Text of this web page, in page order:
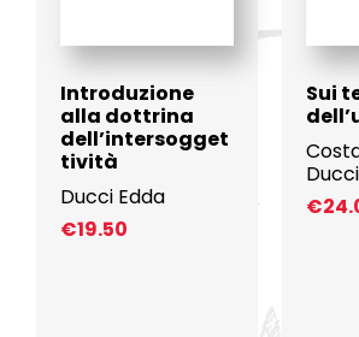
Introduzione
alla dottrina
dell’intersogget
tività
Ducci Edda
€19.50
Sui
€